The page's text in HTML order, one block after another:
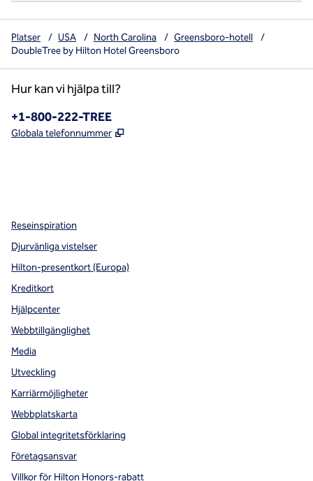
Platser / USA / North Carolina / Greensboro-hotell
/
DoubleTree by Hilton Hotel Greensboro
Hur kan vi hjälpa till?
Telefon:
+1-800-222-TREE
Globala telefonnummer ,
Reseinspiration
Djurvänliga vistelser
Hilton-presentkort (Europa)
Kreditkort
Hjälpcenter
Webbtillgänglighet
Media
Utveckling
Karriärmöjligheter
Webbplatskarta
Global integritetsförklaring
Företagsansvar
Villkor för Hilton Honors-rabatt